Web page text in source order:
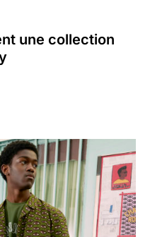
une collection